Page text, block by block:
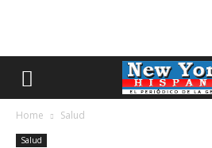
Home Salud
Salud